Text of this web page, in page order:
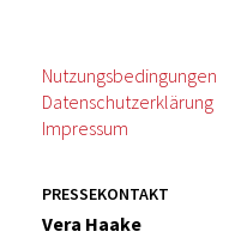
Nutzungsbedingungen
Datenschutzerklärung
Impressum
PRESSEKONTAKT
Vera Haake